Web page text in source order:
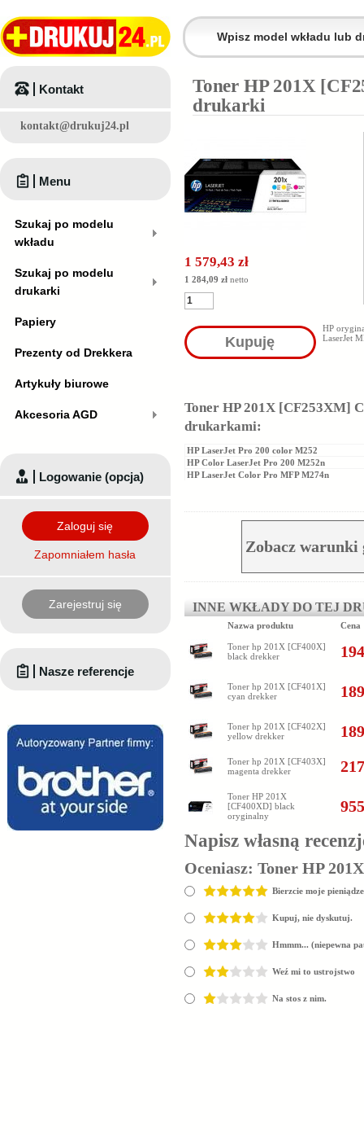
Toner HP 201X
drukarki
1 579,43 zł
1 284,09 zł netto
Kupuję
HP
LaserJet
Toner HP 201X [CF253XM]
drukarkami:
HP LaserJet Pro 200 color M252
HP Color LaserJet Pro 200 M252n
HP LaserJet Color Pro MFP M274n
Zobacz
INNE WKŁADY DO TEJ
Nazwa produktu Cena
Toner hp 201X [CF400X]
black drekker
Toner hp 201X [CF401X]
cyan drekker
Toner hp 201X [CF402X]
yellow drekker
Toner hp 201X [CF403X]
magenta drekker
Toner HP 201X
[CF400XD] black
oryginalny
Napisz własną
Oceniasz: Toner HP
Bierzcie moje
Kupuj, nie dyskutuj.
Hmmm... (niepewna
Weź mi to ustrojstwo
Na stos z nim.
Kontakt
kontakt@drukuj24.pl
Menu
Szukaj po modelu
wkładu
Szukaj po modelu
drukarki
Papiery
Prezenty od Drekkera
Artykuły biurowe
Akcesoria AGD
Logowanie (opcja)
Zaloguj się
Zapomniałem hasła
Zarejestruj się
Nasze referencje